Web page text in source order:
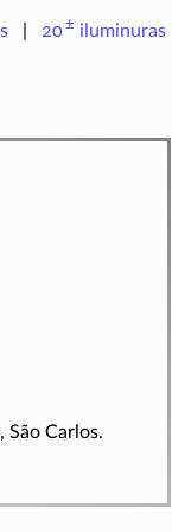
20± iluminuras
São Carlos.